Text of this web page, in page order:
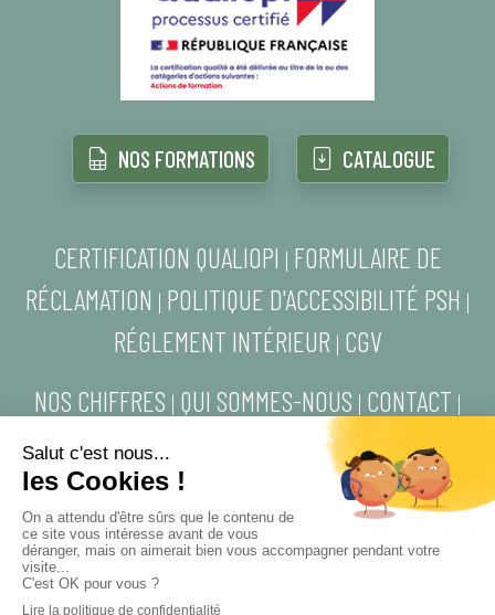
NOS FORMATIONS CATALOGUE
CERTIFICATION QUALIOPI | FORMULAIRE DE
RÉCLAMATION | POLITIQUE D'ACCESSIBILITÉ PSH |
RÉGLEMENT INTÉRIEUR | CGV
NOS CHIFFRES | QUI SOMMES-NOUS | CONTACT |
MENTIONS LÉGALES
POLITIQUE DE
CONFIDENTIALITÉ
DESIGN BY AUGUSTINE PLUME